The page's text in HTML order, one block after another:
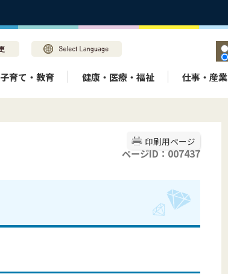
子育て・教育 健康・医療・福祉 仕事・産業
印刷用ページ
ページID：007437